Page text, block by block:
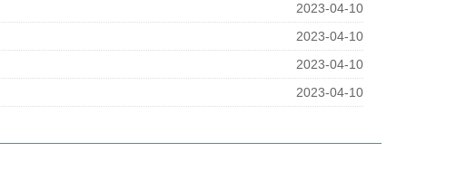
2023-04-10
2023-04-10
2023-04-10
2023-04-10